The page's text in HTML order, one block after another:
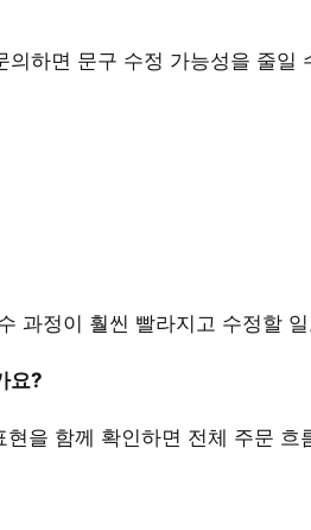
하면 문구 수정 가능성을 줄일
과정이 훨씬 빨라지고 수정할
요?
을 함께 확인하면 전체 주문 흐